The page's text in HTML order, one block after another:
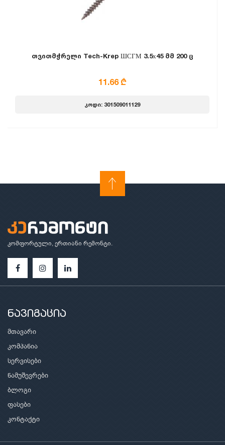
თვითმჭრელი Tech-Krep ШСГМ 3.5х45 მმ 200 ც
11.66 ₾
კოდი: 301509011129
კომფორტული, ერთიანი რემონტი.
ნავიგაცია
მთავარი
კომპანია
სერვისები
ნამუშევრები
ბლოგი
ფასები
კონტაქტი